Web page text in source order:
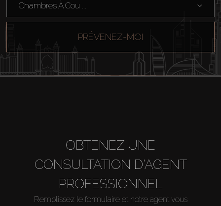
Chambres À Cou ...
PRÉVENEZ-MOI
OBTENEZ UNE
CONSULTATION D'AGENT
PROFESSIONNEL
Remplissez le formulaire et notre agent vous